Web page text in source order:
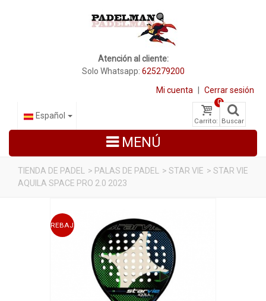
Atención al cliente:
Solo Whatsapp: 625279200
Mi cuenta Cerrar sesión
Carrito:
0
Buscar
Español
MENÚ
ZAPATILLAS DE PADEL
TIENDA DE PADEL > PALAS DE PADEL > STAR VIE > STAR VIE
AQUILA SPACE PRO 2.0 2023
REBAJADO